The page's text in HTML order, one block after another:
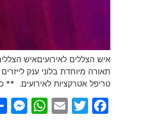
איש הצללים לאירועיםאיש
תאורה מיוחדת בלוני ענק
טריפל אטרקציות לאירועים. **
Facebook
Twitter
Email